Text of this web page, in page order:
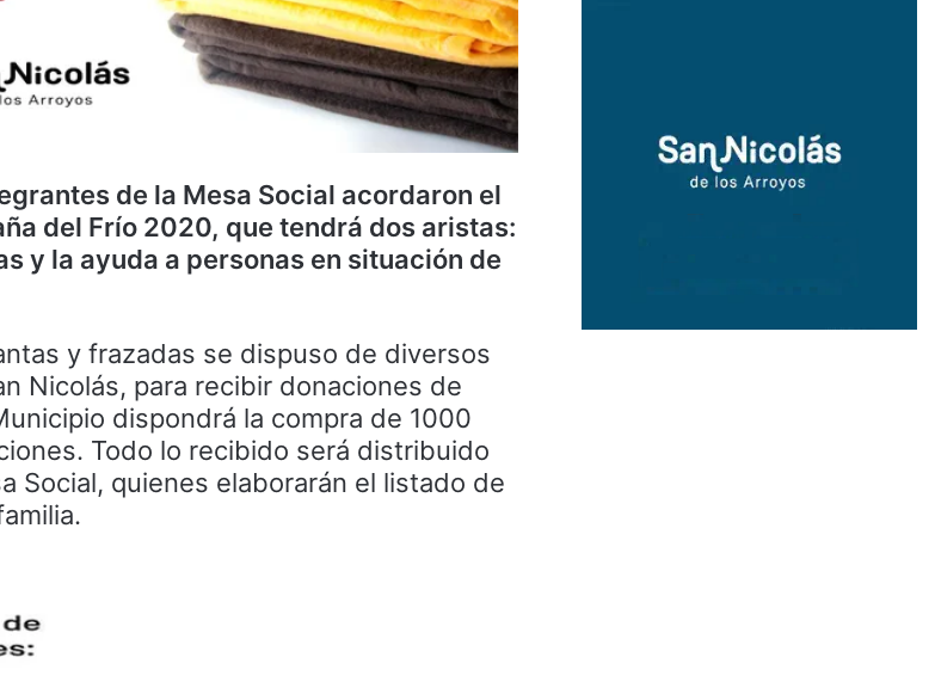
de la Mesa Social acordaron el
del Frío 2020, que tendrá dos aristas:
y la ayuda a personas en situación de
y frazadas se dispuso de diversos
Nicolás, para recibir donaciones de
dispondrá la compra de 1000
Todo lo recibido será distribuido
Social, quienes elaborarán el listado de